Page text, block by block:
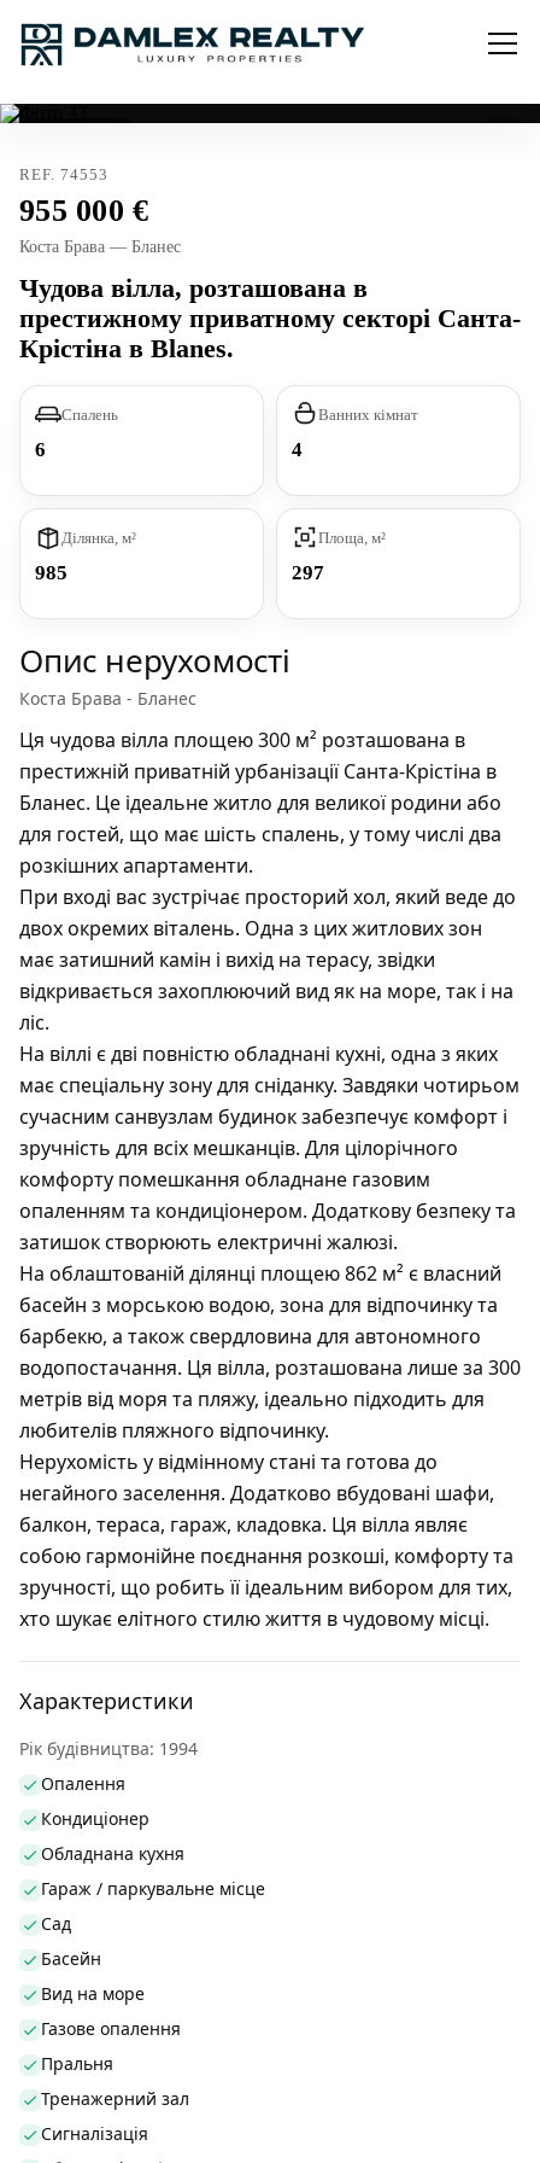
REF. 74553
955 000
Коста Брава — Бланес
Чудова вілла, розташована в
престижному приватному секторі Санта-
Крістіна в Blanes.
Спалень
6
Ванних кімнат
4
Ділянка, м²
985
Площа, м²
297
Опис нерухомості
Коста Брава - Бланес
Ця чудова вілла площею 300 м² розташована в
престижній приватній урбанізації Санта-Крістіна в
Бланес. Це ідеальне житло для великої родини або
для гостей, що має шість спалень, у тому числі два
розкішних апартаменти.
При вході вас зустрічає просторий хол, який веде до
двох окремих віталень. Одна з цих житлових зон
має затишний камін і вихід на терасу, звідки
відкривається захоплюючий вид як на море, так і на
ліс.
На віллі є дві повністю обладнані кухні, одна з яких
має спеціальну зону для сніданку. Завдяки чотирьом
сучасним санвузлам будинок забезпечує комфорт і
зручність для всіх мешканців. Для цілорічного
комфорту помешкання обладнане газовим
опаленням та кондиціонером. Додаткову безпеку та
затишок створюють електричні жалюзі.
На облаштованій ділянці площею 862 м² є власний
басейн з морською водою, зона для відпочинку та
барбекю, а також свердловина для автономного
водопостачання. Ця вілла, розташована лише за 300
метрів від моря та пляжу, ідеально підходить для
любителів пляжного відпочинку.
Нерухомість у відмінному стані та готова до
негайного заселення. Додатково вбудовані шафи,
балкон, тераса, гараж, кладовка. Ця вілла являє
собою гармонійне поєднання розкоші, комфорту та
зручності, що робить її ідеальним вибором для тих,
хто шукає елітного стилю життя в чудовому місці.
Характеристики
Рік будівництва: 1994
Опалення
Кондиціонер
Обладнана кухня
Гараж / паркувальне місце
Сад
Басейн
Вид на море
Газове опалення
Пральня
Тренажерний зал
Сигналізація